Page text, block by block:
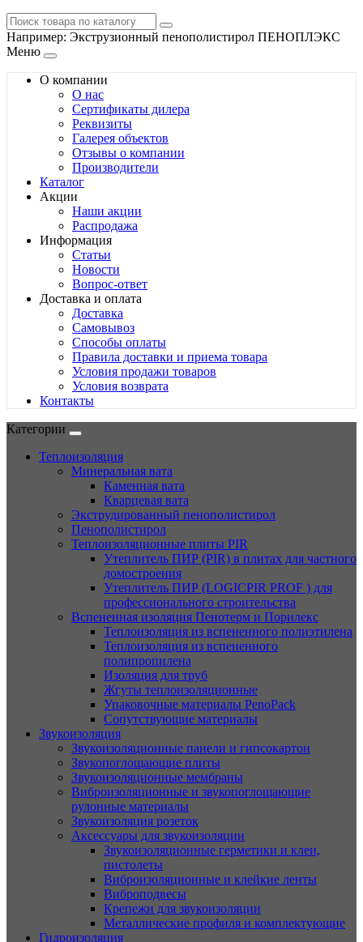
Например: Экструзионный пенополистирол ПЕНОПЛЭКС
Меню
О компании
О нас
Сертификаты дилера
Реквизиты
Галерея объектов
Отзывы о компании
Производители
Каталог
Акции
Наши акции
Распродажа
Информация
Статьи
Новости
Вопрос-ответ
Доставка и оплата
Доставка
Самовывоз
Способы оплаты
Правила доставки и приема товара
Условия продажи товаров
Условия возврата
Контакты
Категории
Теплоизоляция
Минеральная вата
Каменная вата
Кварцевая вата
Экструдированный пенополистирол
Пенополистирол
Теплоизоляционные плиты PIR
Утеплитель ПИР (PIR) в плитах для частного
домостроения
Утеплитель ПИР (LOGICPIR PROF ) для
профессионального строительства
Вспененная изоляция Пенотерм и Порилекс
Теплоизоляция из вспененного полиэтилена
Теплоизоляция из вспененного
полипропилена
Изоляция для труб
Жгуты теплоизоляционные
Упаковочные материалы PenoPack
Сопутствующие материалы
Звукоизоляция
Звукоизоляционные панели и гипсокартон
Звукопоглощающие плиты
Звукоизоляционные мембраны
Виброизоляционные и звукопоглощающие
рулонные материалы
Звукоизоляция розеток
Аксессуары для звукоизоляции
Звукоизоляционные герметики и клеи,
пистолеты
Виброизоляционные и клейкие ленты
Виброподвесы
Крепежи для звукоизоляции
Металлические профиля и комплектующие
Гидроизоляция